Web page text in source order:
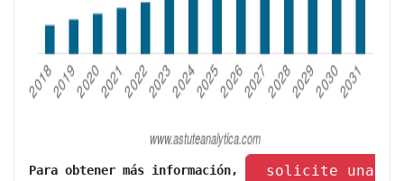
Para obtener más información, solicite una